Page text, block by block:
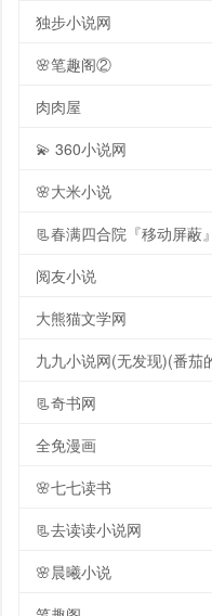
独步小说网
🌸笔趣阁②
肉肉屋
💫 360小说网
🌸大米小说
📃春满四合院『移动屏蔽』
阅友小说
大熊猫文学网
九九小说网(无发现)(番茄
📃奇书网
全免漫画
🌸七七读书
📃去读读小说网
🌸晨曦小说